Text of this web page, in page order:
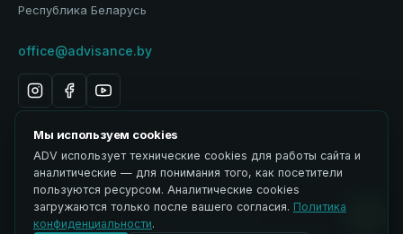
Республика Беларусь
office@advisance.by
Политика обработки персональных данных
Использование материалов
ЭДВИСЕНС / Advisance → ADV
Управление cookies
Мы используем cookies
ADV использует технические cookies для работы сайта и
аналитические — для понимания того, как посетители
пользуются ресурсом. Аналитические cookies
загружаются только после вашего согласия. Политика
конфиденциальности.